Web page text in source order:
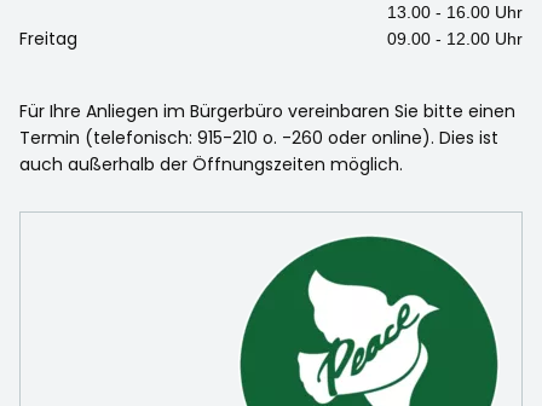
13.00 - 16.00 Uhr
Freitag 09.00 - 12.00 Uhr
Für Ihre Anliegen im Bürgerbüro vereinbaren Sie bitte einen
Termin (telefonisch: 915-210 o. -260 oder online). Dies ist
auch außerhalb der Öffnungszeiten möglich.